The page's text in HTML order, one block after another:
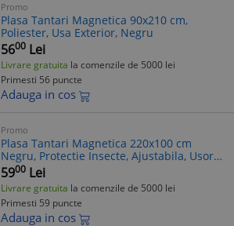
Promo
Plasa Tantari Magnetica 90x210 cm,
Poliester, Usa Exterior, Negru
5600 Lei
Livrare gratuita la comenzile de 5000 lei
Primesti 56 puncte
Adauga in cos
Promo
Plasa Tantari Magnetica 220x100 cm
Negru, Protectie Insecte, Ajustabila, Usor
de Curatat, Interior/Exterior/Garaj
5900 Lei
Livrare gratuita la comenzile de 5000 lei
Primesti 59 puncte
Adauga in cos